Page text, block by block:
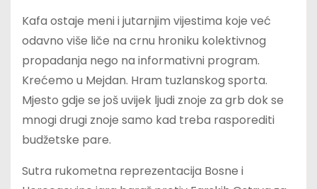
Kafa ostaje meni i jutarnjim vijestima koje već
odavno više liče na crnu hroniku kolektivnog
propadanja nego na informativni program.
Krećemo u Mejdan. Hram tuzlanskog sporta.
Mjesto gdje se još uvijek ljudi znoje za grb dok se
mnogi drugi znoje samo kad treba rasporediti
budžetske pare.
Sutra rukometna reprezentacija Bosne i